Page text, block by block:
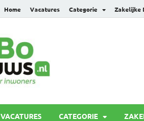
Home Vacatures Categorie Zakelijke
VACATURES CATEGORIE